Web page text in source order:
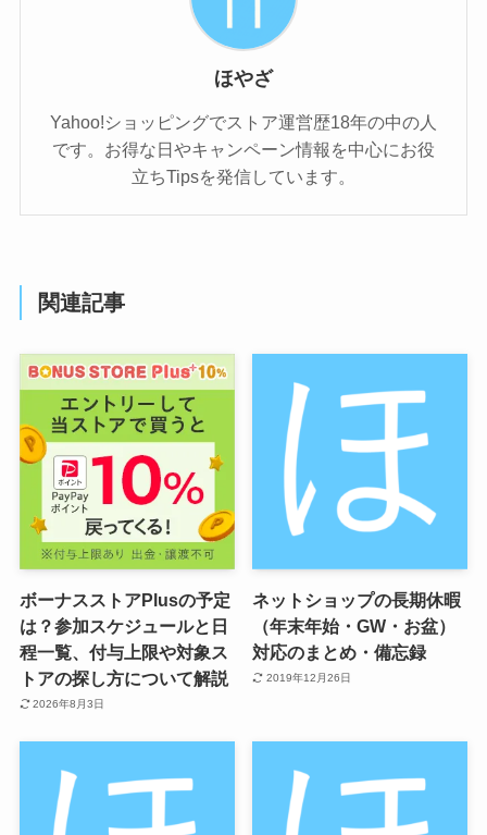
ほやざ
Yahoo!ショッピングでストア運営歴18年の中の人
です。お得な日やキャンペーン情報を中心にお役
立ちTipsを発信しています。
関連記事
ボーナスストアPlusの予定
は？参加スケジュールと日
程一覧、付与上限や対象ス
トアの探し方について解説
2026年8月3日
ネットショップの長期休暇
（年末年始・GW・お盆）
対応のまとめ・備忘録
2019年12月26日